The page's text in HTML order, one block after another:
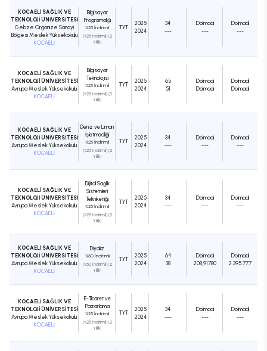
KOCAELİ SAĞLIK VE
TEKNOLOJİ ÜNİVERSİTESİ
Gebze Organize Sanayi
Bölgesi Meslek Yüksekokulu
KOCAELİ
Bilgisayar
Programcılığı
%25 İndirimli
(%25 İndirimli) (2
Yıllık)
TYT
2025
2024
34
---
Dolmadı
---
Dolmadı
---
KOCAELİ SAĞLIK VE
TEKNOLOJİ ÜNİVERSİTESİ
Avrupa Meslek Yüksekokulu
KOCAELİ
Bilgisayar
Teknolojisi
%25 İndirimli
(%25 İndirimli) (2
Yıllık)
TYT
2025
2024
65
51
Dolmadı
Dolmadı
Dolmadı
Dolmadı
KOCAELİ SAĞLIK VE
TEKNOLOJİ ÜNİVERSİTESİ
Avrupa Meslek Yüksekokulu
KOCAELİ
Deniz ve Liman
İşletmeciliği
%25 İndirimli
(%25 İndirimli) (2
Yıllık)
TYT
2025
2024
34
---
Dolmadı
---
Dolmadı
---
KOCAELİ SAĞLIK VE
TEKNOLOJİ ÜNİVERSİTESİ
Avrupa Meslek Yüksekokulu
KOCAELİ
Dijital Sağlık
Sistemleri
Teknikerliği
%25 İndirimli
(%25 İndirimli) (2
Yıllık)
TYT
2025
2024
34
---
Dolmadı
---
Dolmadı
---
KOCAELİ SAĞLIK VE
TEKNOLOJİ ÜNİVERSİTESİ
Avrupa Meslek Yüksekokulu
KOCAELİ
Diyaliz
%50 İndirimli
(%50 İndirimli) (2
Yıllık)
TYT
2025
2024
64
38
Dolmadı
208,91780
Dolmadı
2.395.777
KOCAELİ SAĞLIK VE
TEKNOLOJİ ÜNİVERSİTESİ
Avrupa Meslek Yüksekokulu
KOCAELİ
E-Ticaret ve
Pazarlama
%25 İndirimli
(%25 İndirimli) (2
Yıllık)
TYT
2025
2024
34
---
Dolmadı
---
Dolmadı
---